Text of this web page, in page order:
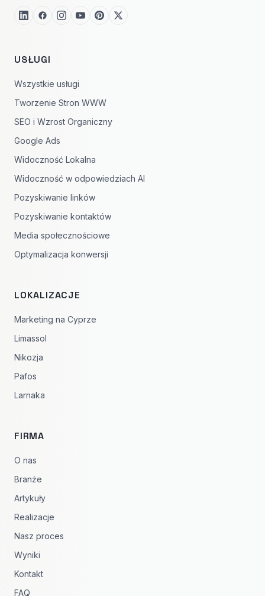
USŁUGI
Wszystkie usługi
Tworzenie Stron WWW
SEO i Wzrost Organiczny
Google Ads
Widoczność Lokalna
Widoczność w odpowiedziach AI
Pozyskiwanie linków
Pozyskiwanie kontaktów
Media społecznościowe
Optymalizacja konwersji
LOKALIZACJE
Marketing na Cyprze
Limassol
Nikozja
Pafos
Larnaka
FIRMA
O nas
Branże
Artykuły
Realizacje
Nasz proces
Wyniki
Kontakt
FAQ